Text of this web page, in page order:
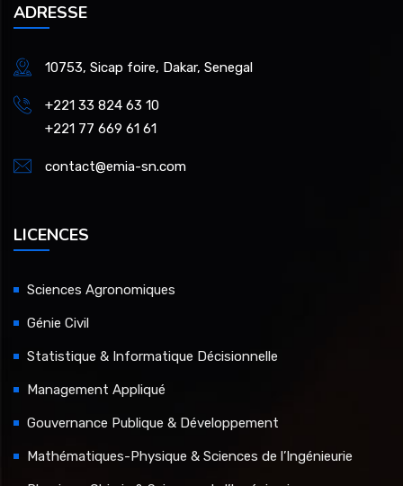
ADRESSE
10753, Sicap foire, Dakar, Senegal
+221 33 824 63 10
+221 77 669 61 61
contact@emia-sn.com
LICENCES
Sciences Agronomiques
Génie Civil
Statistique & Informatique Décisionnelle
Management Appliqué
Gouvernance Publique & Développement
Mathématiques-Physique & Sciences de l’Ingénieurie